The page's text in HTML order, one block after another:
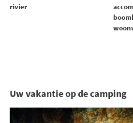
rivier
Uw vakantie op de camping